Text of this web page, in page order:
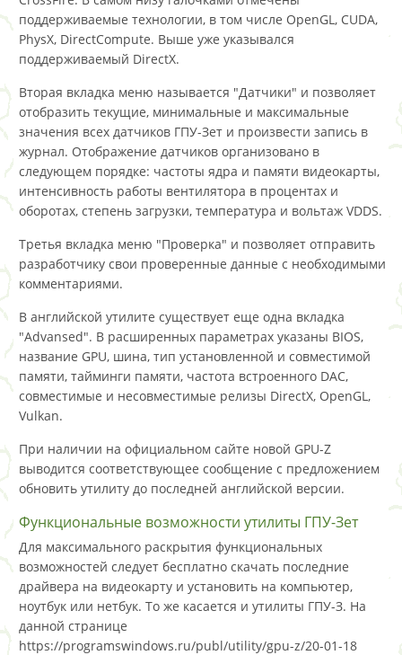
поддерживаемые технологии, в том числе OpenGL, CUDA,
PhysX, DirectCompute. Выше уже указывался
поддерживаемый DirectX.
Вторая вкладка меню называется "Датчики" и позволяет
отобразить текущие, минимальные и максимальные
значения всех датчиков ГПУ-Зет и произвести запись в
журнал. Отображение датчиков организовано в
следующем порядке: частоты ядра и памяти видеокарты,
интенсивность работы вентилятора в процентах и
оборотах, степень загрузки, температура и вольтаж VDDS.
Третья вкладка меню "Проверка" и позволяет отправить
разработчику свои проверенные данные с необходимыми
комментариями.
В английской утилите существует еще одна вкладка
"Advansed". В расширенных параметрах указаны BIOS,
название GPU, шина, тип установленной и совместимой
памяти, тайминги памяти, частота встроенного DAC,
совместимые и несовместимые релизы DirectX, OpenGL,
Vulkan.
При наличии на официальном сайте новой GPU-Z
выводится соответствующее сообщение с предложением
обновить утилиту до последней английской версии.
Функциональные возможности утилиты ГПУ-Зет
Для максимального раскрытия функциональных
возможностей следует бесплатно скачать последние
драйвера на видеокарту и установить на компьютер,
ноутбук или нетбук. То же касается и утилиты ГПУ-З. На
данной странице
https://programswindows.ru/publ/utility/gpu-z/20-01-18